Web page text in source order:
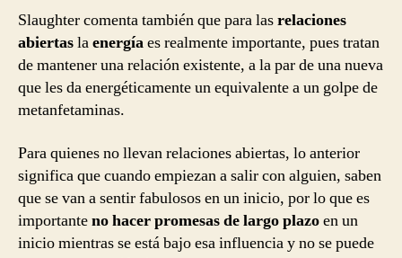
Slaughter comenta también que para lasrelaciones
abiertaslaenergíaes realmente importante, pues tratan
de mantener una relación existente, a la par de una nueva
que les da energéticamente un equivalente a un golpe de
metanfetaminas.
Para quienes no llevan relaciones abiertas, lo anterior
significa que cuando empiezan a salir con alguien, saben
que se van a sentir fabulosos en un inicio, por lo que es
importanteno hacer promesas de largo plazoen un
inicio mientras se está bajo esa influencia y no se puede